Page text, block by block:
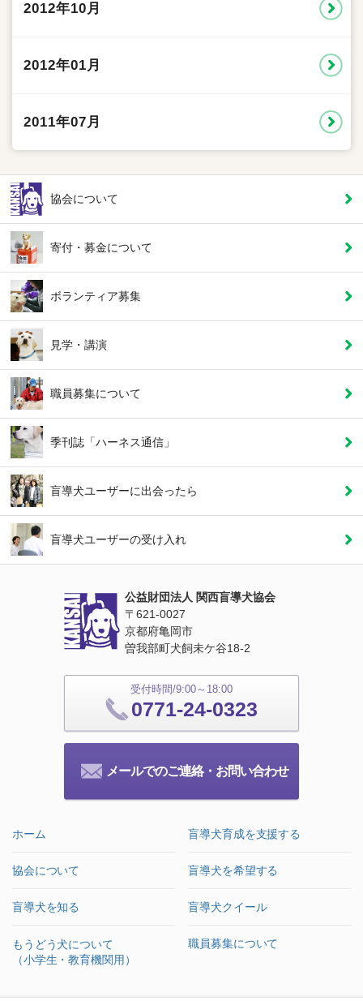
2012年10月
2012年01月
2011年07月
協会について
寄付・募金について
ボランティア募集
見学・講演
職員募集について
季刊誌「ハーネス通信」
盲導犬ユーザーに出会ったら
盲導犬ユーザーの受け入れ
公益財団法人 関西盲導犬協会
〒621‐0027
京都府亀岡市
曽我部町犬飼未ケ谷18‐2
受付時間/9:00～18:00
0771-24-0323
メールでのご連絡・お問い合わせ
ホーム
協会について
盲導犬を知る
もうどう犬について
（小学生・教育機関用）
盲導犬育成を支援する
盲導犬を希望する
盲導犬クイール
職員募集について